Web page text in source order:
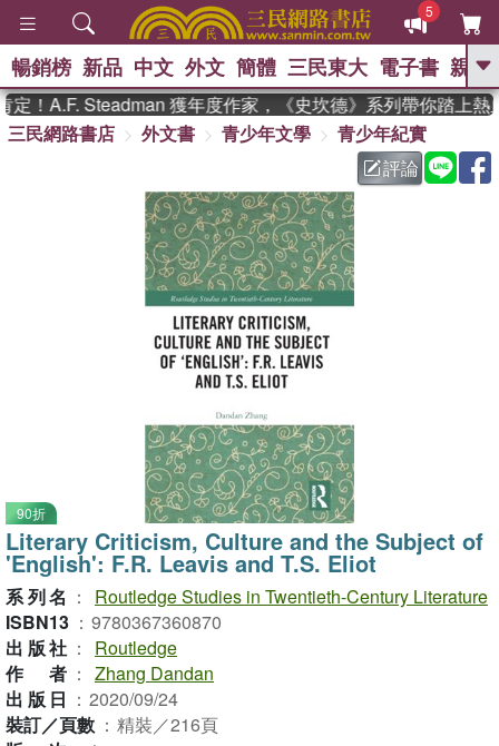
5
GO
熱搜： 東野圭吾 、 高希均教授回憶錄
父親節 、 如果歷
暑期推薦 、 國際布克
獎 臺灣漫遊錄 、 方念華
登輝時代 、 數學女孩：黎曼猜想
偉大的迷走神經
暢銷榜 新品 中文 外文 簡體 三民東大 電子書 親子
！A.F. Steadman 獲年度作家，《史坎德》系列帶你踏上熱血
三民網路書店
外文書 青少年文學
青少年紀實
評論
90折
Literary Criticism, Culture and the Subject of
'English': F.R. Leavis and T.S. Eliot
系列名 ：
Routledge Studies in Twentieth-Century Literature
ISBN13 ： 9780367360870
出版社 ：
Routledge
作者 ： Zhang Dandan
出版日 ： 2020/09/24
裝訂／頁數 ： 精裝／216頁